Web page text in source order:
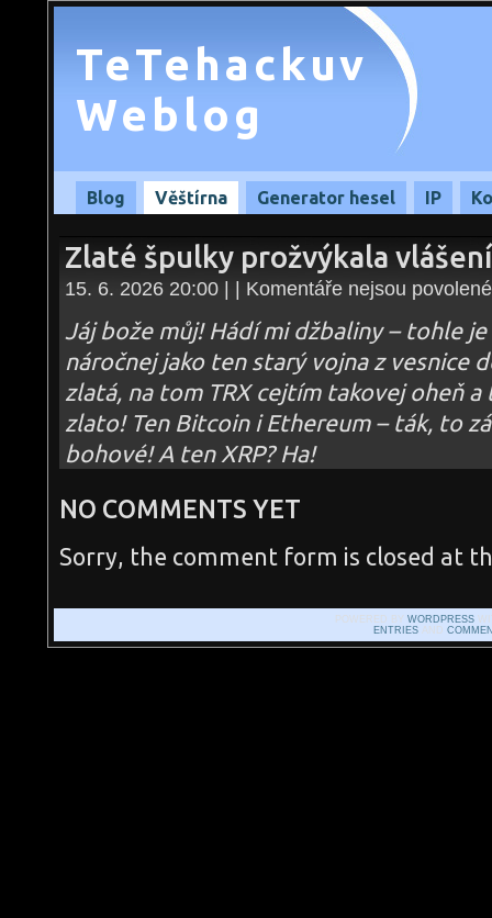
TeTehackuv
Weblog
Blog Věštírna Generator hesel IP
Zlaté špulky prožvýkala
15. 6. 2026 20:00 | | Komentáře nejsou povolené
Jáj bože můj! Hádí mi džbaliny – tohle
náročnej jako ten starý vojna z vesnice
zlatá, na tom TRX cejtím takovej oheň
zlato! Ten Bitcoin i Ethereum – ták, to
bohové! A ten XRP? Ha!
NO COMMENTS YET
Sorry, the comment form is closed at
POWERED BY WORDPRESS
ENTRIESAND